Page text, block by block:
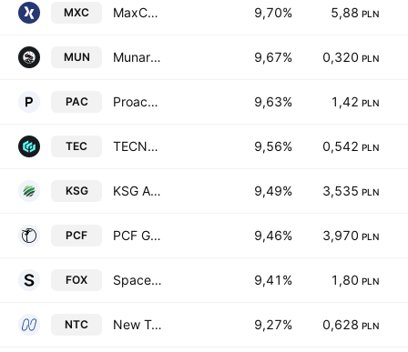
MXC MaxCom SA 9,70% 5,88 PLN
MUN Munar SA 9,67% 0,320 PLN
PAC Proacta S.A. 9,63% 1,42 PLN
TEC TECNOVATICA S.A. 9,56% 0,542 PLN
KSG KSG Agro SA 9,49% 3,535 PLN
PCF PCF Group SA 9,46% 3,970 PLN
FOX Space Fox Games SA Class A 9,41% 1,80 PLN
NTC New Tech Capital SA 9,27% 0,628 PLN